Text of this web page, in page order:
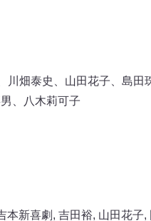
川畑泰史、山田花子、島田
、八木莉可子
本新喜劇 , 吉田裕, 山田花子,